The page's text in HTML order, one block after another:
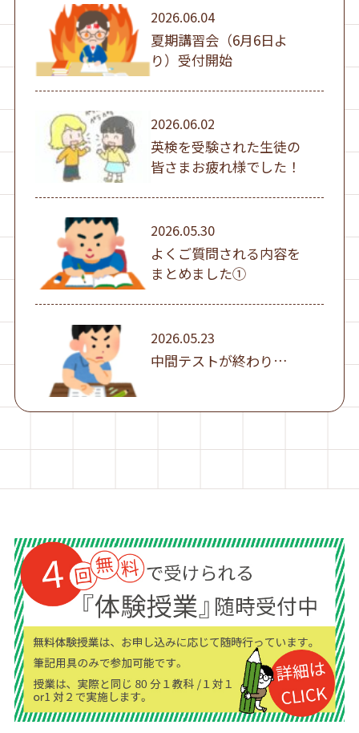
2026.06.04
夏期講習会（6月6日よ
り）受付開始
2026.06.02
英検を受験された生徒の
皆さまお疲れ様でした！
2026.05.30
よくご質問される内容を
まとめました①
2026.05.23
中間テストが終わり…